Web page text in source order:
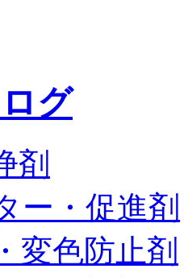
グ
剤
ー・促進剤
変色防止剤